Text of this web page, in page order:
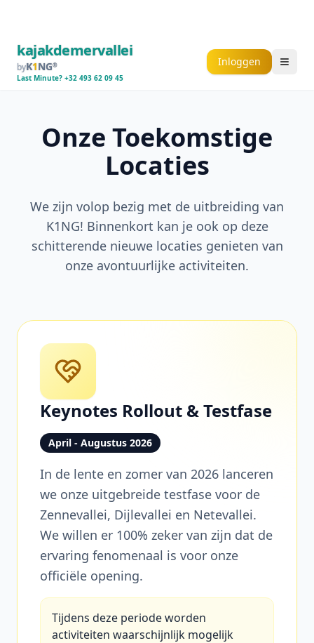
kajakdemervallei
byK1NG®
Last Minute? +32 493 62 09 45
Inloggen
Onze Toekomstige
Locaties
We zijn volop bezig met de uitbreiding van
K1NG! Binnenkort kan je ook op deze
schitterende nieuwe locaties genieten van
onze avontuurlijke activiteiten.
Keynotes Rollout & Testfase
April - Augustus 2026
In de lente en zomer van 2026 lanceren
we onze uitgebreide testfase voor de
Zennevallei, Dijlevallei en Netevallei.
We willen er 100% zeker van zijn dat de
ervaring fenomenaal is voor onze
officiële opening.
Tijdens deze periode worden
activiteiten waarschijnlijk mogelijk